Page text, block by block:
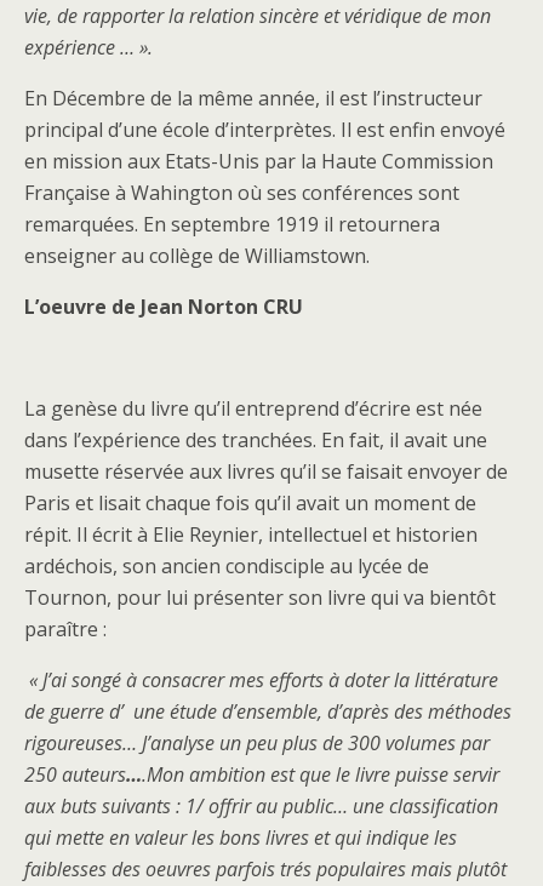
vie, de rapporter la relation sincère et véridique de mon
expérience … ».
En Décembre de la même année, il est l’instructeur
principal d’une école d’interprètes. Il est enfin envoyé
en mission aux Etats-Unis par la Haute Commission
Française à Wahington où ses conférences sont
remarquées. En septembre 1919 il retournera
enseigner au collège de Williamstown.
L’oeuvre de Jean Norton CRU
La genèse du livre qu’il entreprend d’écrire est née
dans l’expérience des tranchées. En fait, il avait une
musette réservée aux livres qu’il se faisait envoyer de
Paris et lisait chaque fois qu’il avait un moment de
répit. Il écrit à Elie Reynier, intellectuel et historien
ardéchois, son ancien condisciple au lycée de
Tournon, pour lui présenter son livre qui va bientôt
paraître :
« J’ai songé à consacrer mes efforts à doter la littérature
de guerre d’ une étude d’ensemble, d’après des méthodes
rigoureuses… J’analyse un peu plus de 300 volumes par
250 auteurs….Mon ambition est que le livre puisse servir
aux buts suivants : 1/ offrir au public… une classification
qui mette en valeur les bons livres et qui indique les
faiblesses des oeuvres parfois trés populaires mais plutôt